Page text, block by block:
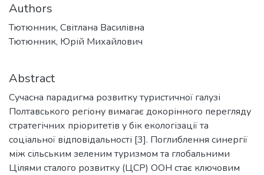
Authors
Тютюнник, Світлана Василівна
Тютюнник, Юрій Михайлович
Abstract
Сучасна парадигма розвитку туристичної галузі
Полтавського регіону вимагає докорінного перегляду
стратегічних пріоритетів у бік екологізації та
соціальної відповідальності [3]. Поглиблення синергії
між сільським зеленим туризмом та глобальними
Цілями сталого розвитку (ЦСР) ООН стає ключовим